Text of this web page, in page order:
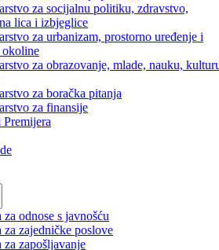
za privredu
za pravosuđe, upravu i radne odnose
za unutrašnje poslove
za socijalnu politiku, zdravstvo,
lica i izbjeglice
za urbanizam, prostorno uređenje i
okoline
za obrazovanje, mlade, nauku,
za boračka pitanja
za finansije